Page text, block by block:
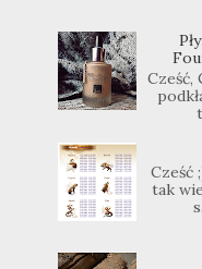
Cześć,
Cześć
tak